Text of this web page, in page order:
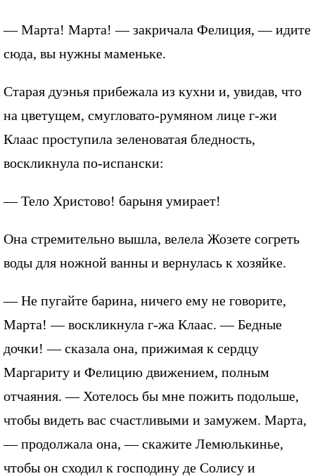
— Марта! Марта! — закричала Фелиция, — идите
сюда, вы нужны маменьке.
Старая дуэнья прибежала из кухни и, увидав, что
на цветущем, смугловато-румяном лице г-жи
Клаас проступила зеленоватая бледность,
воскликнула по-испански:
— Тело Христово! барыня умирает!
Она стремительно вышла, велела Жозете согреть
воды для ножной ванны и вернулась к хозяйке.
— Не пугайте барина, ничего ему не говорите,
Марта! — воскликнула г-жа Клаас. — Бедные
дочки! — сказала она, прижимая к сердцу
Маргариту и Фелицию движением, полным
отчаяния. — Хотелось бы мне пожить подольше,
чтобы видеть вас счастливыми и замужем. Марта,
— продолжала она, — скажите Лемюлькинье,
чтобы он сходил к господину де Солису и